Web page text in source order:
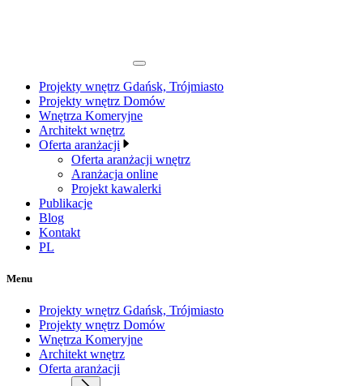
Projekty wnętrz Gdańsk, Trójmiasto
Projekty wnętrz Domów
Wnętrza Komeryjne
Architekt wnętrz
Oferta aranżacji
Oferta aranżacji wnętrz
Aranżacja online
Projekt kawalerki
Publikacje
Blog
Kontakt
PL
Menu
Projekty wnętrz Gdańsk, Trójmiasto
Projekty wnętrz Domów
Wnętrza Komeryjne
Architekt wnętrz
Oferta aranżacji